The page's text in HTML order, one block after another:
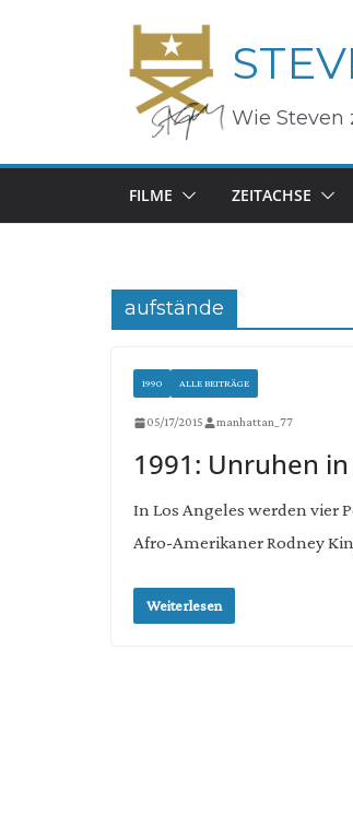
Wie Steven
FILME ZEITACHSE
aufstände
1990 ALLE BEITRÄGE
05/17/2015 manhattan_77
1991: Unruhen
In Los Angeles werden vier
Afro-Amerikaner Rodney
Weiterlesen